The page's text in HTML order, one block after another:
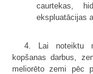
caurtekas,
ekspluatācijas
4. Lai noteiktu
kopšanas darbus,
meliorēto zemi pēc